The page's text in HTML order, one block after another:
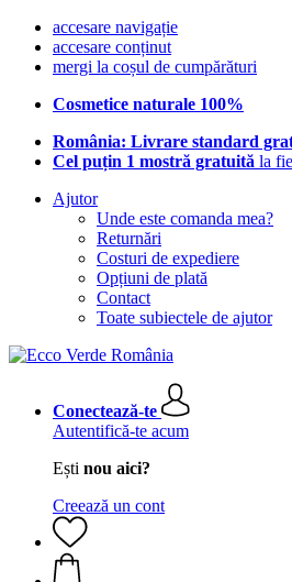
accesare navigație
accesare conținut
mergi la coșul de cumpărături
Cosmetice naturale 100%
România: Livrare standard
Cel puțin 1 mostră gratuită la
Ajutor
Unde este comanda mea?
Returnări
Costuri de expediere
Opțiuni de plată
Contact
Toate subiectele de ajutor
Conectează-te
Autentifică-te acum
Ești nou aici?
Creează un cont